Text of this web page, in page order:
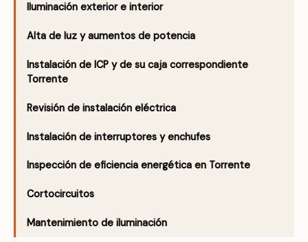
Iluminación exterior e interior
Alta de luz y aumentos de potencia
Instalación de ICP y de su caja correspondiente
Torrente
Revisión de instalación eléctrica
Instalación de interruptores y enchufes
Inspección de eficiencia energética en Torrente
Cortocircuitos
Mantenimiento de iluminación